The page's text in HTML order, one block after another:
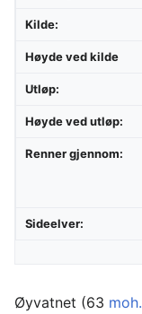
Kilde:
Høyde ved kilde
Utløp:
Høyde ved utløp:
Renner gjennom:
Sideelver:
Øyvatnet (63 moh.